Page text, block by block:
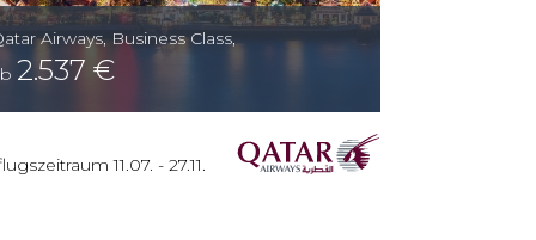
Airways, Business Class,
2.537 €
11.07. - 27.11.